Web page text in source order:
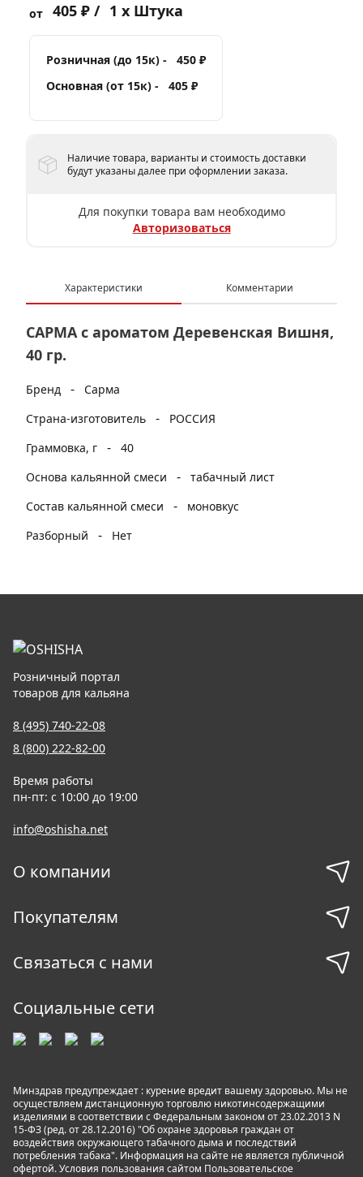
от 405 ₽ / 1 x Штука
Розничная (до 15к) -
450 ₽
Основная (от 15к) -
405 ₽
Наличие товара, варианты и стоимость доставки
будут указаны далее при оформлении заказа.
Для покупки товара вам необходимо
Авторизоваться
Характеристики Комментарии
САРМА с ароматом Деревенская Вишня,
40 гр.
Бренд -
Сарма
Страна-изготовитель
-
РОССИЯ
Граммовка, г
- 40
Основа кальянной смеси
- табачный лист
Состав кальянной смеси
-
моновкус
Разборный
- Нет
Розничный портал
товаров для кальяна
8 (495) 740-22-08
8 (800) 222-82-00
Время работы
пн-пт: с 10:00 до 19:00
info@oshisha.net
О компании
Покупателям
Связаться с нами
Социальные сети
Минздрав предупреждает : курение вредит вашему здоровью. Мы не
осуществляем дистанционную торговлю никотинсодержащими
изделиями в соответствии с Федеральным законом от 23.02.2013 N
15-ФЗ (ред. от 28.12.2016) "Об охране здоровья граждан от
воздействия окружающего табачного дыма и последствий
потребления табака". Информация на сайте не является публичной
офертой. Условия пользования сайтом Пользовательское